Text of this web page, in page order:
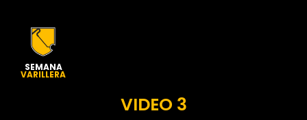
SEMANA
VARILLERA
VIDEO 3